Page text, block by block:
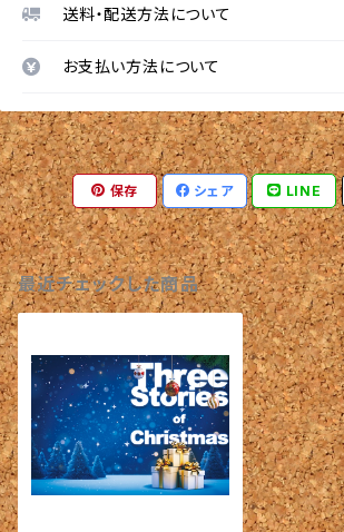
送料・配送方法について
お支払い方法について
保存 シェア LINE
最近チェックした商品